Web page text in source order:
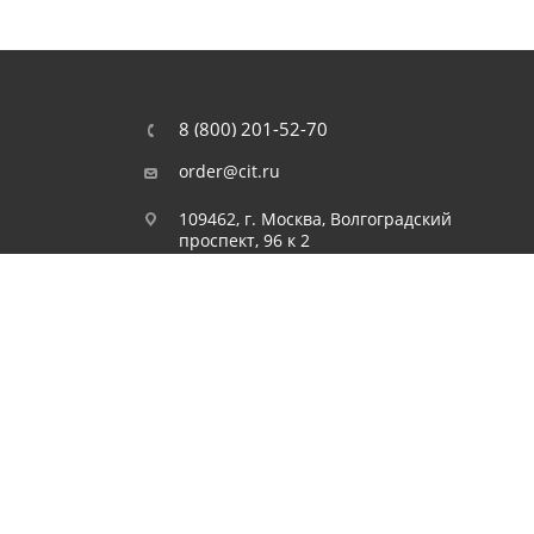
8 (800) 201-52-70
order@cit.ru
109462, г. Москва, Волгоградский
проспект, 96 к 2